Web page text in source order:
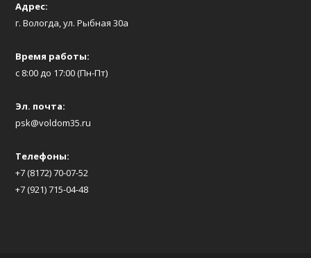
Адрес:
г. Вологда, ул. Рыбная 30а
Время работы:
с 8:00 до 17:00 (Пн-Пт)
Эл. почта:
psk@voldom35.ru
Телефоны:
+7 (8172) 70-07-52
+7 (921) 715-04-48